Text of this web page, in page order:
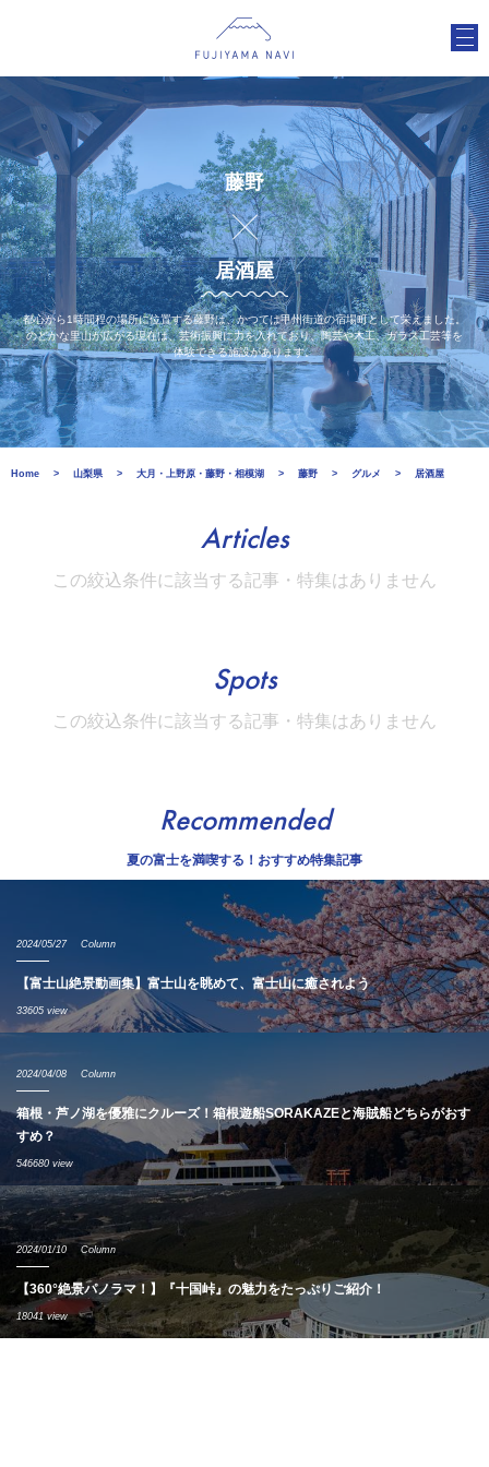
藤野
居酒屋
都心から1時間程の場所に位置する藤野は、かつては甲州街道の宿場町として栄えました。
のどかな里山が広がる現在は、芸術振興に力を入れており、陶芸や木工、ガラス工芸等を
体験できる施設があります。
Home 山梨県 大月・上野原・藤野・相模湖 藤野 グルメ 居酒屋
Articles
この絞込条件に該当する記事・特集はありません
Spots
この絞込条件に該当する記事・特集はありません
Recommended
夏の富士を満喫する！おすすめ特集記事
2024/05/27 Column
【富士山絶景動画集】富士山を眺めて、富士山に癒されよう
33605 view
2024/04/08 Column
箱根・芦ノ湖を優雅にクルーズ！箱根遊船SORAKAZEと海賊船どちらがおす
すめ？
546680 view
2024/01/10 Column
【360°絶景パノラマ！】『十国峠』の魅力をたっぷりご紹介！
18041 view